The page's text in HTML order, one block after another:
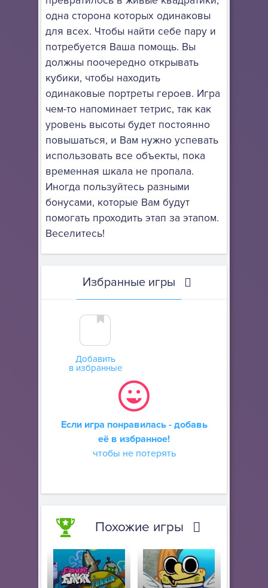
одна сторона которых одинаковы
для всех. Чтобы найти себе пару и
потребуется Ваша помощь. Вы
должны поочередно открывать
кубики, чтобы находить
одинаковые портреты героев. Игра
чем-то напоминает тетрис, так как
уровень высоты будет постоянно
повышаться, и Вам нужно успевать
использовать все объекты, пока
временная шкала не пропала.
Иногда пользуйтесь разными
бонусами, которые Вам будут
помогать проходить этап за этапом.
Веселитесь!
Избранные игры
Добавить
в избранные
Если игра понравилась - добавь
её в избранное!
чтобы не потерять
Похожие игры